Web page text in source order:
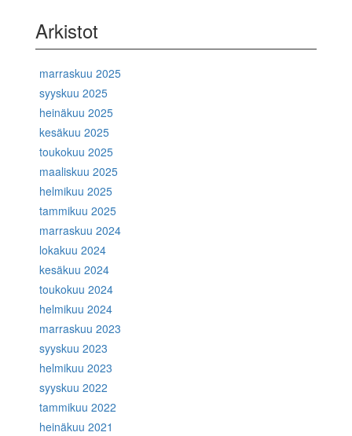
Arkistot
marraskuu 2025
syyskuu 2025
heinäkuu 2025
kesäkuu 2025
toukokuu 2025
maaliskuu 2025
helmikuu 2025
tammikuu 2025
marraskuu 2024
lokakuu 2024
kesäkuu 2024
toukokuu 2024
helmikuu 2024
marraskuu 2023
syyskuu 2023
helmikuu 2023
syyskuu 2022
tammikuu 2022
heinäkuu 2021